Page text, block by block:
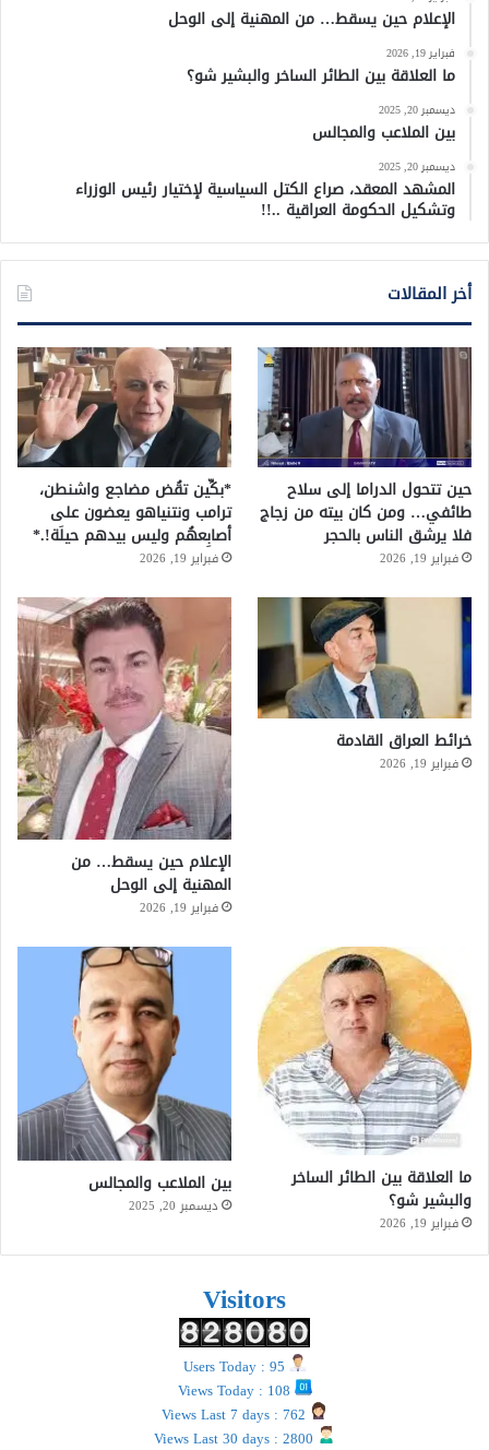
الإعلام حين يسقط… من المهنية إلى الوحل
فبراير 19, 2026
ما العلاقة بين الطائر الساخر والبشير شو؟
ديسمبر 20, 2025
بين الملاعب والمجالس
ديسمبر 20, 2025
المشهد المعقد، صراع الكتل السياسية لإختيار رئيس الوزراء
وتشكيل الحكومة العراقية ..!!
أخر المقالات
حين تتحول الدراما إلى سلاح
طائفي… ومن كان بيته من زجاج
فلا يرشق الناس بالحجر
فبراير 19, 2026
*بكِّين تقُض مضاجع واشنطن،
ترامب ونتنياهو يعضون على
أصابِعهُم وليس بيدهم حيلَة!.*
فبراير 19, 2026
خرائط العراق القادمة
فبراير 19, 2026
الإعلام حين يسقط… من
المهنية إلى الوحل
فبراير 19, 2026
ما العلاقة بين الطائر الساخر
والبشير شو؟
فبراير 19, 2026
بين الملاعب والمجالس
ديسمبر 20, 2025
Visitors